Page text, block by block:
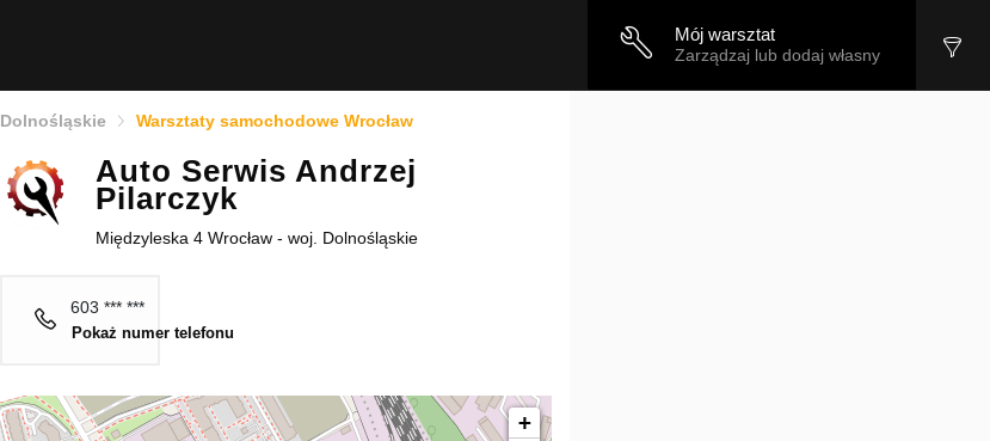
Mój warsztat
Zarządzaj lub dodaj własny
Dolnośląskie Warsztaty samochodowe Wrocław
Auto Serwis Andrzej
Pilarczyk
Międzyleska 4 Wrocław - woj. Dolnośląskie
603 *** ***
Pokaż numer telefonu
+